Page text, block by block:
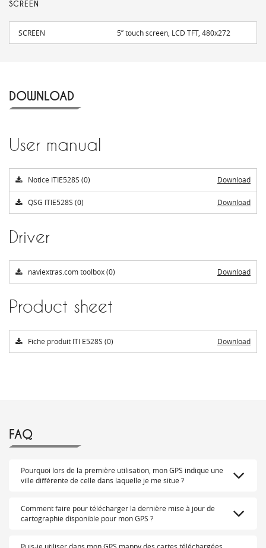
SCREEN
SCREEN 5’’ touch screen, LCD TFT, 480x272
DOWNLOAD
User manual
Notice ITIE528S (0) Download
QSG ITIE528S (0) Download
Driver
naviextras.com toolbox (0) Download
Product sheet
Fiche produit ITI E528S (0) Download
FAQ
Pourquoi lors de la première utilisation, mon GPS indique une
ville différente de celle dans laquelle je me situe ?
Comment faire pour télécharger la dernière mise à jour de
cartographie disponible pour mon GPS ?